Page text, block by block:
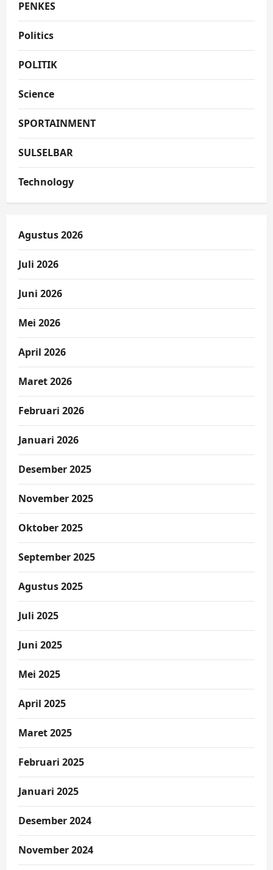
PENKES
Politics
POLITIK
Science
SPORTAINMENT
SULSELBAR
Technology
Agustus 2026
Juli 2026
Juni 2026
Mei 2026
April 2026
Maret 2026
Februari 2026
Januari 2026
Desember 2025
November 2025
Oktober 2025
September 2025
Agustus 2025
Juli 2025
Juni 2025
Mei 2025
April 2025
Maret 2025
Februari 2025
Januari 2025
Desember 2024
November 2024